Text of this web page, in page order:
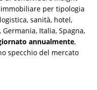
per tipologia
sanità, hotel,
Germania, Italia, Spagna,
annualmente,
specchio del mercato